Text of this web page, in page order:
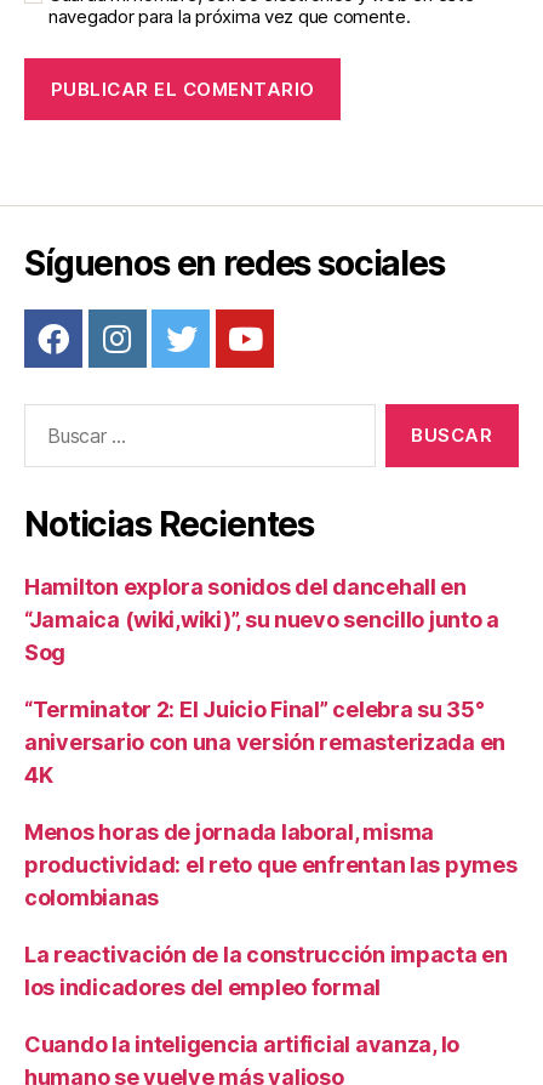
navegador para la próxima vez que comente.
Síguenos en redes sociales
Noticias Recientes
Hamilton explora sonidos del dancehall en
“Jamaica (wiki,wiki)”, su nuevo sencillo junto a
Sog
“Terminator 2: El Juicio Final” celebra su 35°
aniversario con una versión remasterizada en
4K
Menos horas de jornada laboral, misma
productividad: el reto que enfrentan las pymes
colombianas
La reactivación de la construcción impacta en
los indicadores del empleo formal
Cuando la inteligencia artificial avanza, lo
humano se vuelve más valioso